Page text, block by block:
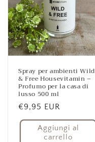
Spray per ambienti Wild
& Free Housevitamin –
Profumo per la casa di
lusso 500 ml
Prezzo
di
listino
€9,95 EUR
Aggiungi al
carrello